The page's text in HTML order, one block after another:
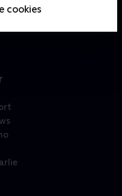
cookieslivstil som